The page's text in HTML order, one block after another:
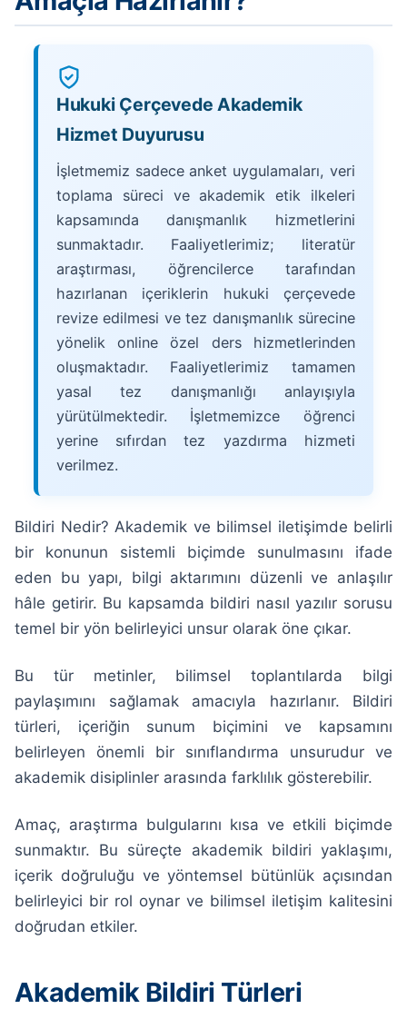
Hukuki Çerçevede Akademik
Hizmet Duyurusu
İşletmemiz sadece anket uygulamaları, veri
toplama süreci ve akademik etik ilkeleri
kapsamında danışmanlık hizmetlerini
sunmaktadır. Faaliyetlerimiz; literatür
araştırması, öğrencilerce tarafından
hazırlanan içeriklerin hukuki çerçevede
revize edilmesi ve tez danışmanlık sürecine
yönelik online özel ders hizmetlerinden
oluşmaktadır. Faaliyetlerimiz tamamen
yasal tez danışmanlığı anlayışıyla
yürütülmektedir. İşletmemizce öğrenci
yerine sıfırdan tez yazdırma hizmeti
verilmez.
Bildiri Nedir? Akademik ve bilimsel iletişimde belirli
bir konunun sistemli biçimde sunulmasını ifade
eden bu yapı, bilgi aktarımını düzenli ve anlaşılır
hâle getirir. Bu kapsamda bildiri nasıl yazılır sorusu
temel bir yön belirleyici unsur olarak öne çıkar.
Bu tür metinler, bilimsel toplantılarda bilgi
paylaşımını sağlamak amacıyla hazırlanır. Bildiri
türleri, içeriğin sunum biçimini ve kapsamını
belirleyen önemli bir sınıflandırma unsurudur ve
akademik disiplinler arasında farklılık gösterebilir.
Amaç, araştırma bulgularını kısa ve etkili biçimde
sunmaktır. Bu süreçte akademik bildiri yaklaşımı,
içerik doğruluğu ve yöntemsel bütünlük açısından
belirleyici bir rol oynar ve bilimsel iletişim kalitesini
doğrudan etkiler.
Akademik Bildiri Türleri